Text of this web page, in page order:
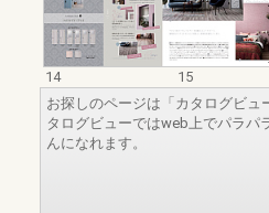
14
15
お探しのページは「カタログビュ
タログビューではweb上でパラパ
んになれます。